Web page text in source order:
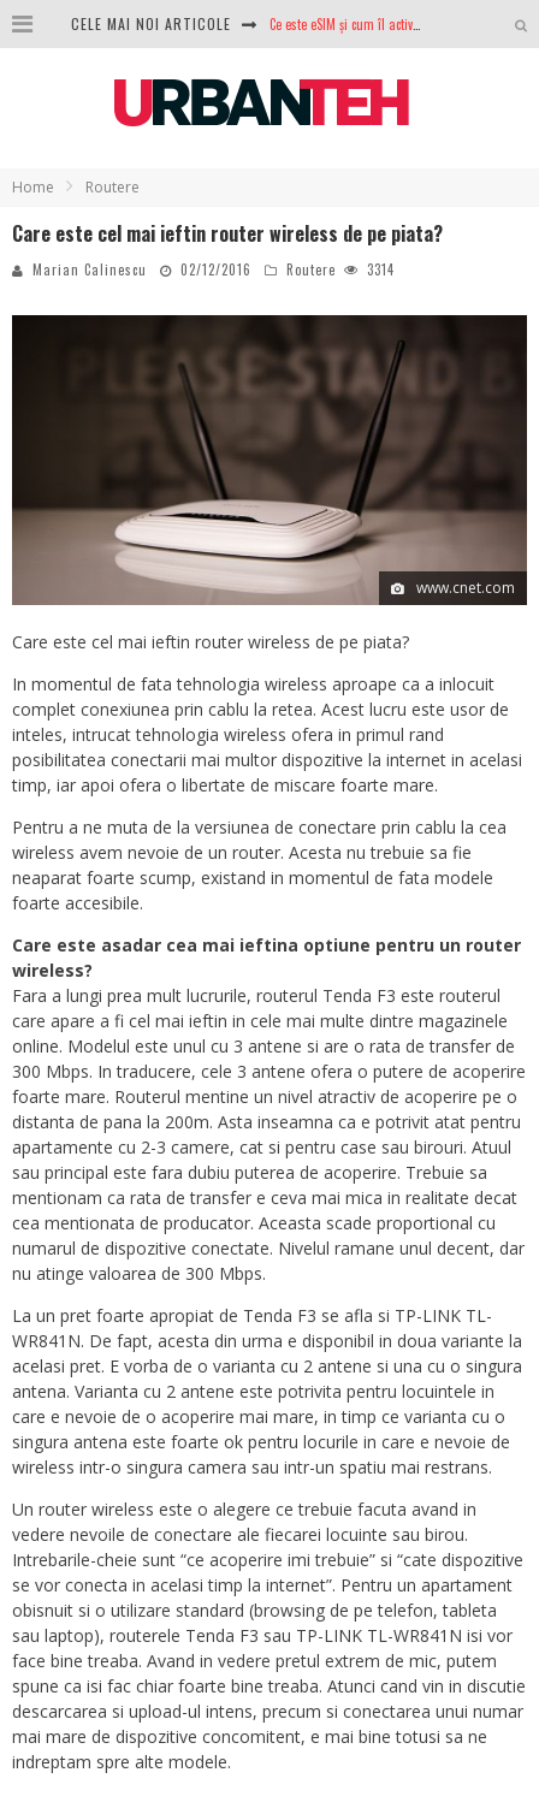
CELE MAI NOI ARTICOLE Ce este eSIM și cum îl activezi pe telefon? Ghid complet pentru Android și iPhone
NVIDIA avertizează: memoria RAM și SSD-urile ar putea deveni și mai scumpe în perioada următoare
Home Routere
Care este cel mai ieftin router wireless de pe piata?
Marian Calinescu 02/12/2016 Routere 3314
www.cnet.com
Care este cel mai ieftin router wireless de pe piata?
In momentul de fata tehnologia wireless aproape ca a inlocuit
complet conexiunea prin cablu la retea. Acest lucru este usor de
inteles, intrucat tehnologia wireless ofera in primul rand
posibilitatea conectarii mai multor dispozitive la internet in acelasi
timp, iar apoi ofera o libertate de miscare foarte mare.
Pentru a ne muta de la versiunea de conectare prin cablu la cea
wireless avem nevoie de un router. Acesta nu trebuie sa fie
neaparat foarte scump, existand in momentul de fata modele
foarte accesibile.
Care este asadar cea mai ieftina optiune pentru un router
wireless?
Fara a lungi prea mult lucrurile, routerul Tenda F3 este routerul
care apare a fi cel mai ieftin in cele mai multe dintre magazinele
online. Modelul este unul cu 3 antene si are o rata de transfer de
300 Mbps. In traducere, cele 3 antene ofera o putere de acoperire
foarte mare. Routerul mentine un nivel atractiv de acoperire pe o
distanta de pana la 200m. Asta inseamna ca e potrivit atat pentru
apartamente cu 2-3 camere, cat si pentru case sau birouri. Atuul
sau principal este fara dubiu puterea de acoperire. Trebuie sa
mentionam ca rata de transfer e ceva mai mica in realitate decat
cea mentionata de producator. Aceasta scade proportional cu
numarul de dispozitive conectate. Nivelul ramane unul decent, dar
nu atinge valoarea de 300 Mbps.
La un pret foarte apropiat de Tenda F3 se afla si TP-LINK TL-
WR841N. De fapt, acesta din urma e disponibil in doua variante la
acelasi pret. E vorba de o varianta cu 2 antene si una cu o singura
antena. Varianta cu 2 antene este potrivita pentru locuintele in
care e nevoie de o acoperire mai mare, in timp ce varianta cu o
singura antena este foarte ok pentru locurile in care e nevoie de
wireless intr-o singura camera sau intr-un spatiu mai restrans.
Un router wireless este o alegere ce trebuie facuta avand in
vedere nevoile de conectare ale fiecarei locuinte sau birou.
Intrebarile-cheie sunt “ce acoperire imi trebuie” si “cate dispozitive
se vor conecta in acelasi timp la internet”. Pentru un apartament
obisnuit si o utilizare standard (browsing de pe telefon, tableta
sau laptop), routerele Tenda F3 sau TP-LINK TL-WR841N isi vor
face bine treaba. Avand in vedere pretul extrem de mic, putem
spune ca isi fac chiar foarte bine treaba. Atunci cand vin in discutie
descarcarea si upload-ul intens, precum si conectarea unui numar
mai mare de dispozitive concomitent, e mai bine totusi sa ne
indreptam spre alte modele.